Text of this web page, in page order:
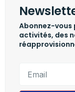
Abonnez-vous
activités, des